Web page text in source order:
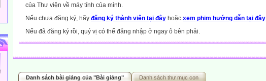
của Thư viện về máy tính của mình.
Nếu chưa đăng ký, hãy đăng ký thành viên tại đây hoặc xem phim hướng dẫn tại đây
Nếu đã đăng ký rồi, quý vị có thể đăng nhập ở ngay ô bên phải.
Danh sách bài giảng của "Bài giảng" Danh sách thư mục con